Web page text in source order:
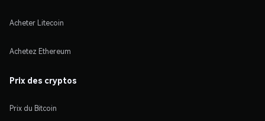
Acheter Litecoin
Achetez Ethereum
Prix des cryptos
Prix du Bitcoin